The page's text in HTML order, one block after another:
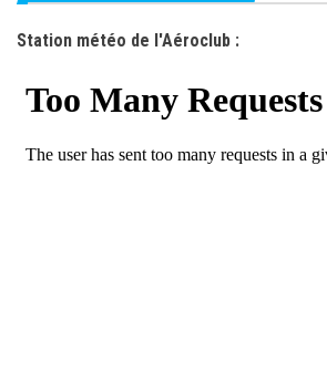
Station météo de l'Aéroclub :